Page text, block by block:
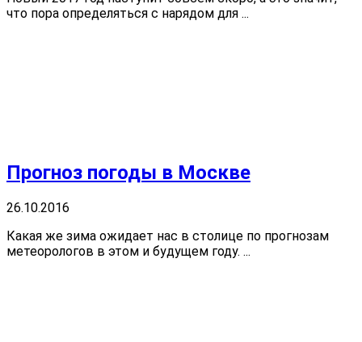
что пора определяться с нарядом для ...
Прогноз погоды в Москве
26.10.2016
Какая же зима ожидает нас в столице по прогнозам
метеорологов в этом и будущем году. ...